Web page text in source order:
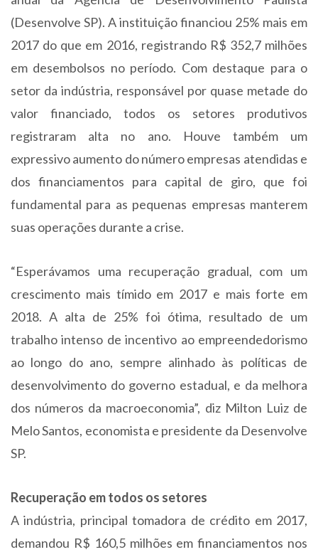
(Desenvolve SP). A instituição financiou 25% mais em
2017 do que em 2016, registrando R$ 352,7 milhões
em desembolsos no período. Com destaque para o
setor da indústria, responsável por quase metade do
valor financiado, todos os setores produtivos
registraram alta no ano. Houve também um
expressivo aumento do número empresas atendidas e
dos financiamentos para capital de giro, que foi
fundamental para as pequenas empresas manterem
suas operações durante a crise.
“Esperávamos uma recuperação gradual, com um
crescimento mais tímido em 2017 e mais forte em
2018. A alta de 25% foi ótima, resultado de um
trabalho intenso de incentivo ao empreendedorismo
ao longo do ano, sempre alinhado às políticas de
desenvolvimento do governo estadual, e da melhora
dos números da macroeconomia”, diz Milton Luiz de
Melo Santos, economista e presidente da Desenvolve
SP.
Recuperação em todos os setores
A indústria, principal tomadora de crédito em 2017,
demandou R$ 160,5 milhões em financiamentos nos